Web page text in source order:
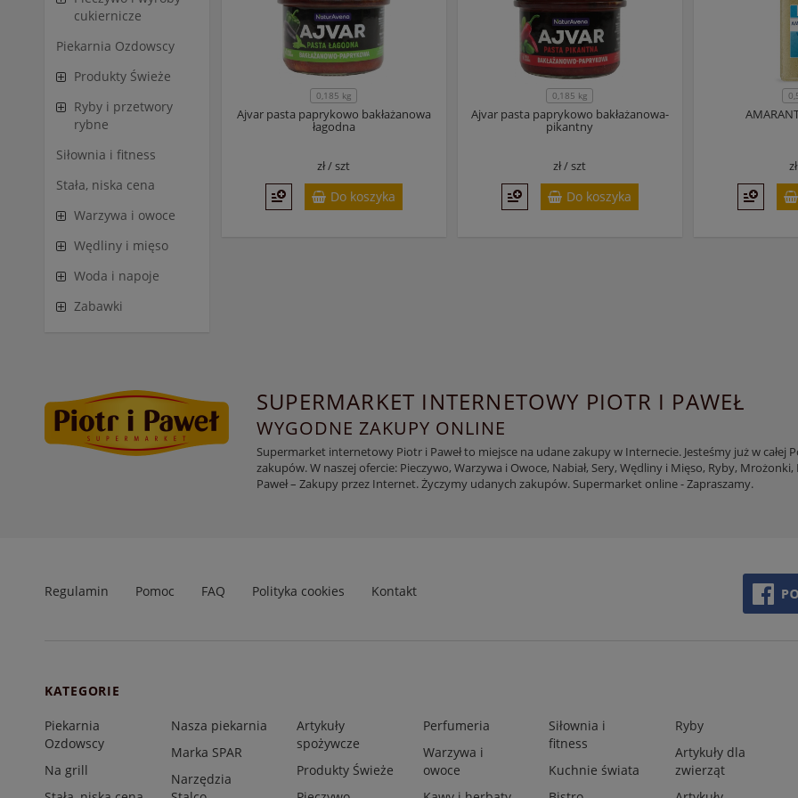
cukiernicze
Piekarnia Ozdowscy
Produkty Świeże
Ryby i przetwory
rybne
Siłownia i fitness
Stała, niska cena
Warzywa i owoce
Wędliny i mięso
Woda i napoje
Zabawki
0,185 kg
Ajvar pasta paprykowo bakłażanowa
łagodna
zł /szt
Do koszyka
0,185 kg
Ajvar pasta paprykowo bakłażanowa-
pikantny
zł /szt
Do koszyka
SUPERMARKET INTERNETOWY PIOTR I PAWEŁ
WYGODNE ZAKUPY ONLINE
Supermarket internetowy Piotr i Paweł to miejsce na udane zakupy w Internecie. Jesteśmy już w
zakupów. W naszej ofercie: Pieczywo, Warzywa i Owoce, Nabiał, Sery, Wędliny i Mięso, Ryby,
Paweł – Zakupy przez Internet. Życzymy udanych zakupów. Supermarket online - Zapraszamy.
Regulamin Pomoc FAQ Polityka cookies Kontakt
KATEGORIE
Piekarnia
Ozdowscy
Na grill
Nasza piekarnia
Marka SPAR
Narzędzia
Artykuły
spożywcze
Produkty Świeże
Perfumeria
Warzywa i
owoce
Siłownia i
fitness
Kuchnie świata
Ryby
Artykuły dla
zwierząt